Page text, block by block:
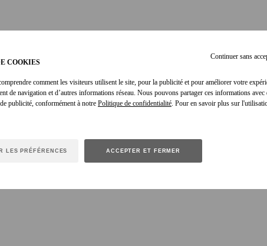
Continuer sans
COOKIES
comment les visiteurs utilisent le site, pour la publicité et pour améliorer votre
de navigation et d’autres informations réseau. Nous pouvons partager ces informations avec
publicité, conformément à notre Politique de confidentialité. Pour en savoir plus sur
LES PRÉFÉRENCES ACCEPTER ET FERMER